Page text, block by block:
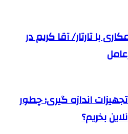
با تارتار/ آقا کریم در
اندازه گیری؛ چطور
بخریم؟